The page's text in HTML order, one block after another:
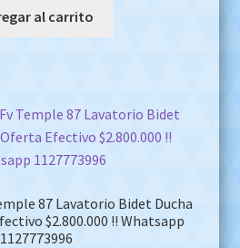
al carrito
87 Lavatorio Bidet Ducha
$2.800.000 !! Whatsapp
1127773996